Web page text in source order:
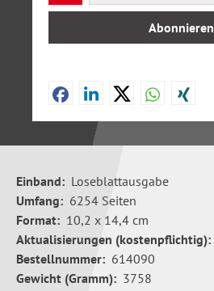
Abonnieren
Einband: Loseblattausgabe
Umfang: 6254 Seiten
Format: 10,2 x 14,4 cm
Aktualisierungen (kostenpflichtig):
Bestellnummer: 614090
Gewicht (Gramm): 3758